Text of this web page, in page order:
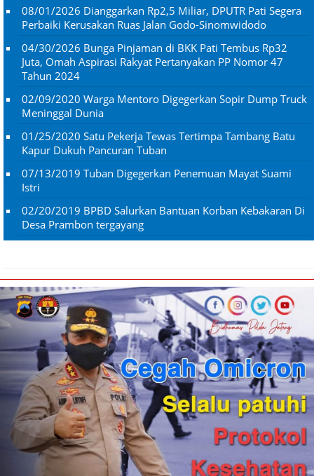
08/01/2026 Dianggarkan Rp2,5 Miliar, DPUTR Pati Segera
Perbaiki Kerusakan Ruas Jalan Godo-Sinomwidodo
04/30/2026 Bunga Pinjaman di BKK Pati Tembus Rp32
Juta, Omah Aspirasi Rakyat Pertanyakan PP Nomor 47
Tahun 2024
02/09/2020 Warga Mentoro Digegerkan Sopir Dump Truck
Meninggal Dunia
01/25/2020 Satu Pekerja Tewas Tertimpa Tambang Batu
Kapur Dukuh Pancuran Tuban
07/13/2019 Tuban Digegerkan Penemuan Mayat Suami
Istri
02/20/2019 BPBD Salurkan Bantuan Korban Kebakaran Di
Desa Prambon tergayang